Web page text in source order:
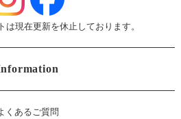
現在更新を休止しております。
くあるご質問